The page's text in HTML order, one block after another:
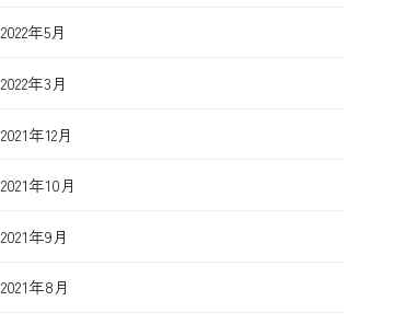
2022年5月
2022年3月
2021年12月
2021年10月
2021年9月
2021年8月